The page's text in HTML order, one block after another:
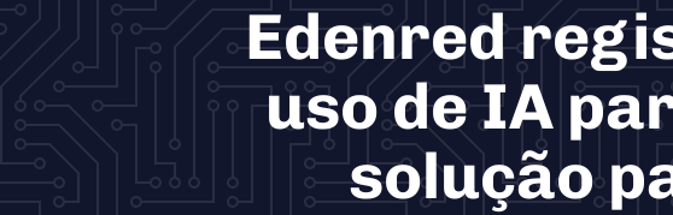
Edenred
uso de IA
solução